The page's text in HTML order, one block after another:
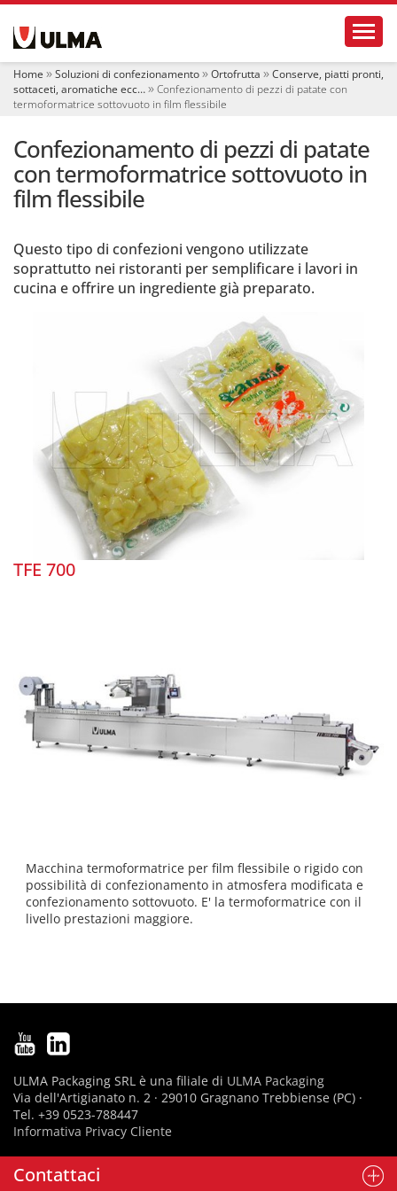
i
Home Soluzioni di confezionamento Ortofrutta
Conserve, piatti pronti,
sottaceti, aromatiche ecc…
Confezionamento di pezzi di patate con
termoformatrice sottovuoto in film flessibile
Confezionamento di pezzi di patate
con termoformatrice sottovuoto in
film flessibile
Questo tipo di confezioni vengono utilizzate
soprattutto nei ristoranti per semplificare i lavori in
cucina e offrire un ingrediente già preparato.
TFE 700
Macchina termoformatrice per film flessibile o rigido con
possibilità di confezionamento in atmosfera modificata e
confezionamento sottovuoto. E' la termoformatrice con il
livello prestazioni maggiore.
Contattaci
ULMA Packaging SRL è una filiale di ULMA Packaging
Via dell'Artigianato n. 2 · 29010 Gragnano Trebbiense (PC) ·
Tel. +39 0523-788447
Informativa Privacy Cliente